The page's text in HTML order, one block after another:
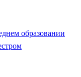
образовании